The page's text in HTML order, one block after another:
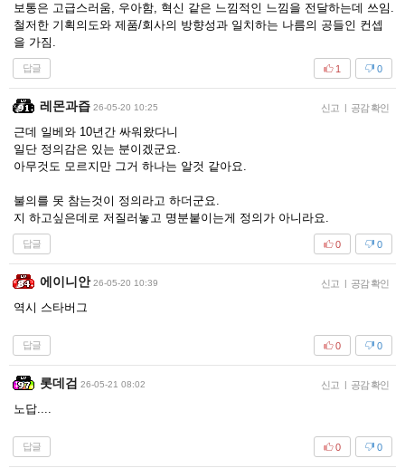
보통은 고급스러움, 우아함, 혁신 같은 느낌적인 느낌을 전달하는데 쓰임.
철저한 기획의도와 제품/회사의 방향성과 일치하는 나름의 공들인 컨셉
을 가짐.
답글 0
1
레몬과즙 26-05-20 10:25 신고 | 공감 확인
근데 일베와 10년간 싸워왔다니
일단 정의감은 있는 분이겠군요.
아무것도 모르지만 그거 하나는 알것 같아요.
불의를 못 참는것이 정의라고 하더군요.
지 하고싶은데로 저질러놓고 명분붙이는게 정의가 아니라요.
답글 0
0
에이니안 26-05-20 10:39 신고 | 공감 확인
역시 스타버그
답글 0
0
롯데검 26-05-21 08:02 신고 | 공감 확인
노답....
답글 0
0